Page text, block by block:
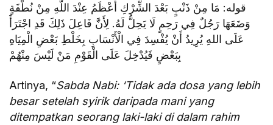
قوله: مَا مِنْ ذَنْبٍ بَعْدَ الشِّرْكِ أَعْظَمُ عِنْدَ اللَّهِ مِنْ نُطْفَةٍ
وَضَعَهَا رَجُلٌ فِي رَحِمٍ لَا يَحِلُّ لَهُ. لِأَنَّ فَاعِلَ ذَلِكَ قَدِ اجْتَرَأَ
عَلَى اللهِ يُرِيدُ أَنْ يُفْسِدَ فِي الْأَنْسَابِ بِخَلْطِ بَعْضِ الْمِيَاهِ
بِبَعْضٍ فَيُدْخِلَ عَلَى الْقَوْمِ مَنْ لَيْسَ مِنْهُمْ
Artinya, “Sabda Nabi: ‘Tidak ada dosa yang lebih
besar setelah syirik daripada mani yang
ditempatkan seorang laki-laki di dalam rahim